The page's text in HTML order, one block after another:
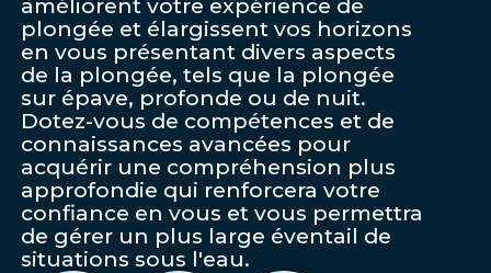
plongée et élargissent vos horizons
en vous présentant divers aspects
de la plongée, tels que la plongée
sur épave, profonde ou de nuit.
Dotez-vous de compétences et de
connaissances avancées pour
acquérir une compréhension plus
approfondie qui renforcera votre
confiance en vous et vous permettra
de gérer un plus large éventail de
situations sous l'eau.